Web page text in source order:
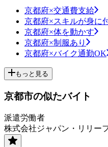
京都府×交通費支給
京都府×スキルが身に
京都府×体を動かす
京都府×制服あり
京都府×バイク通勤OK
もっと見る
京都市の似たバイト
派遣労働者
株式会社ジャパン・リリー